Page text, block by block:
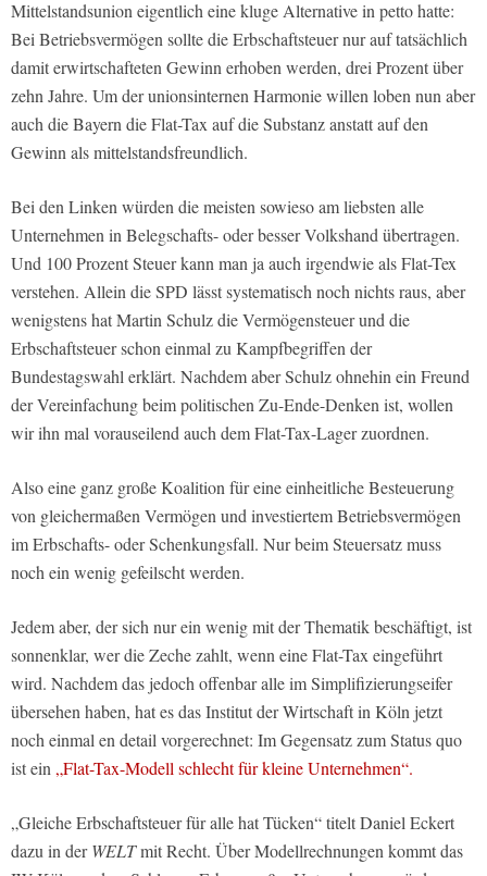
Mittelstandsunion eigentlich eine kluge Alternative in petto hatte:
Bei Betriebsvermögen sollte die Erbschaftsteuer nur auf tatsächlich
damit erwirtschafteten Gewinn erhoben werden, drei Prozent über
zehn Jahre. Um der unionsinternen Harmonie willen loben nun aber
auch die Bayern die Flat-Tax auf die Substanz anstatt auf den
Gewinn als mittelstandsfreundlich.
Bei den Linken würden die meisten sowieso am liebsten alle
Unternehmen in Belegschafts- oder besser Volkshand übertragen.
Und 100 Prozent Steuer kann man ja auch irgendwie als Flat-Tex
verstehen. Allein die SPD lässt systematisch noch nichts raus, aber
wenigstens hat Martin Schulz die Vermögensteuer und die
Erbschaftsteuer schon einmal zu Kampfbegriffen der
Bundestagswahl erklärt. Nachdem aber Schulz ohnehin ein Freund
der Vereinfachung beim politischen Zu-Ende-Denken ist, wollen
wir ihn mal vorauseilend auch dem Flat-Tax-Lager zuordnen.
Also eine ganz große Koalition für eine einheitliche Besteuerung
von gleichermaßen Vermögen und investiertem Betriebsvermögen
im Erbschafts- oder Schenkungsfall. Nur beim Steuersatz muss
noch ein wenig gefeilscht werden.
Jedem aber, der sich nur ein wenig mit der Thematik beschäftigt, ist
sonnenklar, wer die Zeche zahlt, wenn eine Flat-Tax eingeführt
wird. Nachdem das jedoch offenbar alle im Simplifizierungseifer
übersehen haben, hat es das Institut der Wirtschaft in Köln jetzt
noch einmal en detail vorgerechnet: Im Gegensatz zum Status quo
ist ein „Flat-Tax-Modell schlecht für kleine Unternehmen“.
„Gleiche Erbschaftsteuer für alle hat Tücken“ titelt Daniel Eckert
dazu in derWELTmit Recht. Über Modellrechnungen kommt das